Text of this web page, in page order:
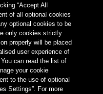
contactus.ab-
“Accept All
of all optional cookies
optional cookies to be
only cookies strictly
properly will be placed
user experience of
can read the list of
your cookie
to the use of optional
Settings”. For more